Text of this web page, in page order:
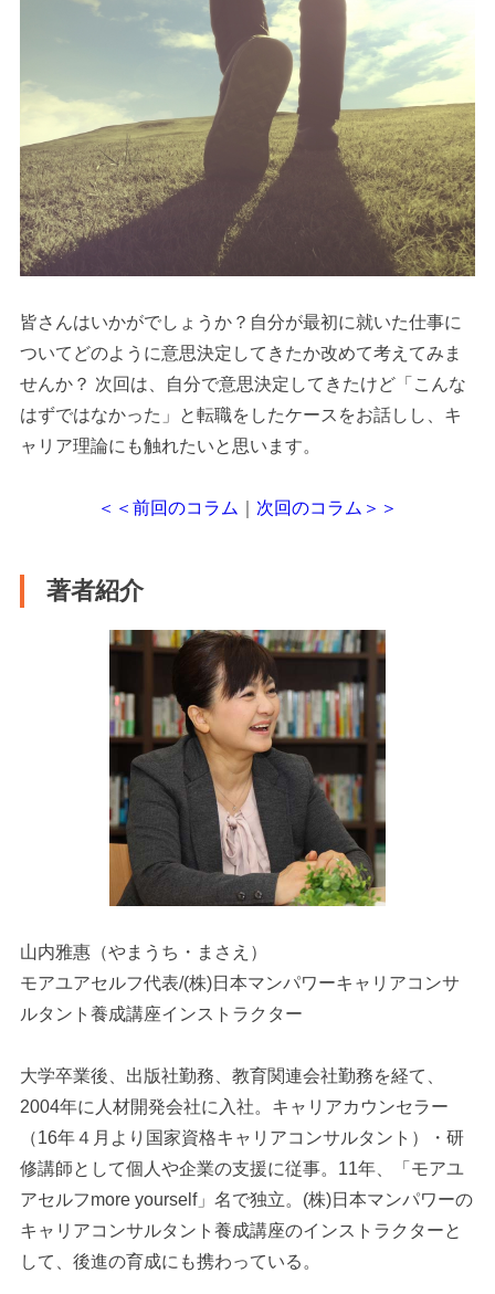
皆さんはいかがでしょうか？自分が最初に就いた仕事に
ついてどのように意思決定してきたか改めて考えてみま
せんか？ 次回は、自分で意思決定してきたけど「こんな
はずではなかった」と転職をしたケースをお話しし、キ
ャリア理論にも触れたいと思います。
＜＜前回のコラム 次回のコラム＞＞
著者紹介
山内雅惠（やまうち・まさえ）
モアユアセルフ代表/(株)日本マンパワーキャリアコンサ
ルタント養成講座インストラクター
大学卒業後、出版社勤務、教育関連会社勤務を経て、
2004年に人材開発会社に入社。キャリアカウンセラー
（16年４月より国家資格キャリアコンサルタント）・研
修講師として個人や企業の支援に従事。11年、「モアユ
アセルフmore yourself」名で独立。(株)日本マンパワーの
キャリアコンサルタント養成講座のインストラクターと
して、後進の育成にも携わっている。